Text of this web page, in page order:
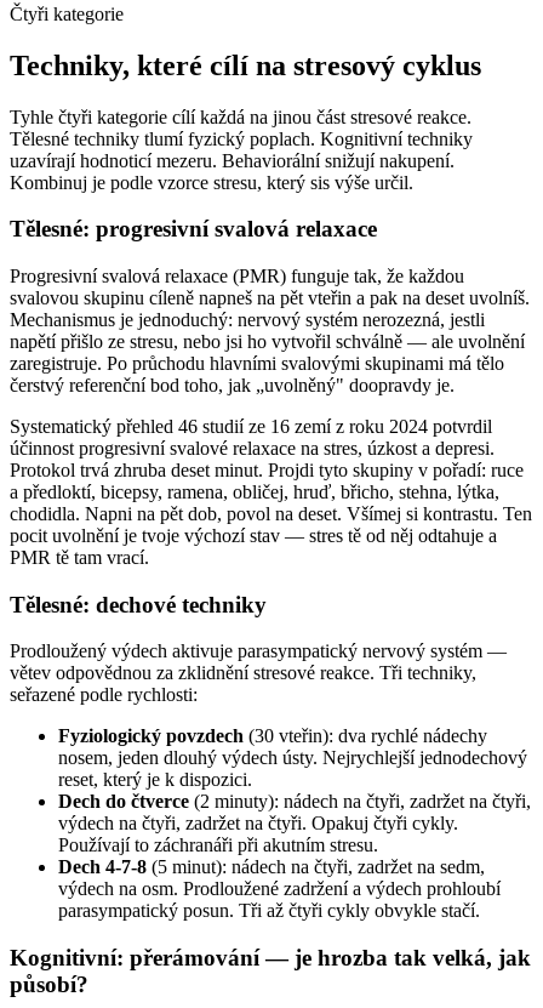
Čtyři kategorie
Techniky, které cílí na stresový cyklus
Tyhle čtyři kategorie cílí každá na jinou část stresové reakce.
Tělesné techniky tlumí fyzický poplach. Kognitivní techniky
uzavírají hodnoticí mezeru. Behaviorální snižují nakupení.
Kombinuj je podle vzorce stresu, který sis výše určil.
Tělesné: progresivní svalová relaxace
Progresivní svalová relaxace (PMR) funguje tak, že každou
svalovou skupinu cíleně napneš na pět vteřin a pak na deset uvolníš.
Mechanismus je jednoduchý: nervový systém nerozezná, jestli
napětí přišlo ze stresu, nebo jsi ho vytvořil schválně — ale uvolnění
zaregistruje. Po průchodu hlavními svalovými skupinami má tělo
čerstvý referenční bod toho, jak „uvolněný" doopravdy je.
Systematický přehled 46 studií ze 16 zemí z roku 2024 potvrdil
účinnost progresivní svalové relaxace na stres, úzkost a depresi.
Protokol trvá zhruba deset minut. Projdi tyto skupiny v pořadí: ruce
a předloktí, bicepsy, ramena, obličej, hruď, břicho, stehna, lýtka,
chodidla. Napni na pět dob, povol na deset. Všímej si kontrastu. Ten
pocit uvolnění je tvoje výchozí stav — stres tě od něj odtahuje a
PMR tě tam vrací.
Tělesné: dechové techniky
Prodloužený výdech aktivuje parasympatický nervový systém —
větev odpovědnou za zklidnění stresové reakce. Tři techniky,
seřazené podle rychlosti:
Fyziologický povzdech (30 vteřin): dva rychlé nádechy
nosem, jeden dlouhý výdech ústy. Nejrychlejší jednodechový
reset, který je k dispozici.
Dech do čtverce (2 minuty): nádech na čtyři, zadržet na čtyři,
výdech na čtyři, zadržet na čtyři. Opakuj čtyři cykly.
Používají to záchranáři při akutním stresu.
Dech 4-7-8 (5 minut): nádech na čtyři, zadržet na sedm,
výdech na osm. Prodloužené zadržení a výdech prohloubí
parasympatický posun. Tři až čtyři cykly obvykle stačí.
Kognitivní: přerámování — je hrozba tak velká, jak
působí?